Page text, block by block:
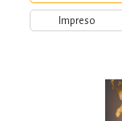
Impreso